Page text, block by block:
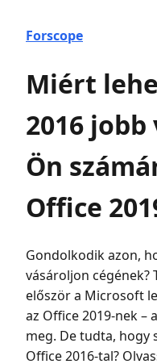
Forscope
Miért
2016 jobb
Ön
Office
Gondolkodik azon,
vásároljon cégének?
először a Microsoft
az Office 2019-nek –
meg. De tudta, hogy
Office 2016-tal?